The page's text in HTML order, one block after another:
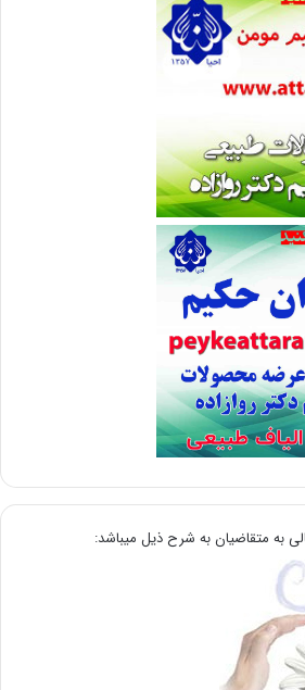
به متقاضیان به شرح ذیل میباشد: